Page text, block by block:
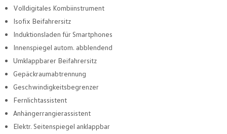
Volldigitales Kombiinstrument
Isofix Beifahrersitz
Induktionsladen für Smartphones
Innenspiegel autom. abblendend
Umklappbarer Beifahrersitz
Gepäckraumabtrennung
Geschwindigkeitsbegrenzer
Fernlichtassistent
Anhängerrangierassistent
Elektr. Seitenspiegel anklappbar